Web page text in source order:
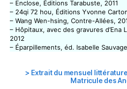
– Enclose, Éditions Tarabuste, 2011
– 24qi 72 hou, Éditions Yvonne
– Wang Wen-hsing, Contre-Allées,
– Hôpitaux, avec des gravures d’Ena
2012
– Éparpillements, éd. Isabelle
> Extrait du mensuel
Matricule des